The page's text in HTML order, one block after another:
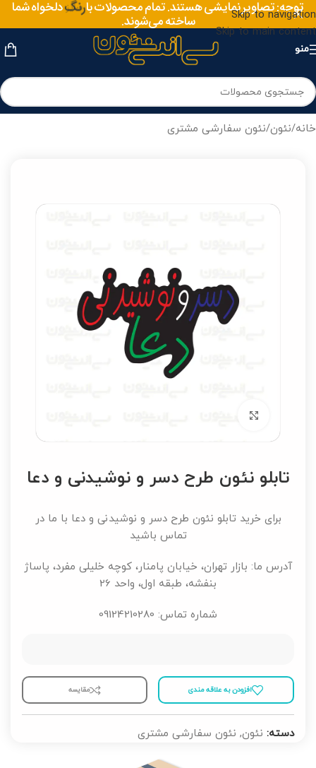
Skip to navigation
Skip to main content
توجه: تصاویر نمایشی هستند. تمام محصولات بارنگدلخواه شما
ساخته می‌شوند.
منو
خانه/نئون/نئون سفارشی مشتری
تابلو نئون طرح دسر و نوشیدنی و دعا
برای خرید تابلو نئون طرح دسر و نوشیدنی و دعا با ما در
تماس باشید
آدرس ما: بازار تهران، خیابان پامنار، کوچه خلیلی مفرد، پاساژ
بنفشه، طبقه اول، واحد 26
شماره تماس: 09124210280
افزودن به علاقه مندی مقايسه
دسته: نئون, نئون سفارشی مشتری